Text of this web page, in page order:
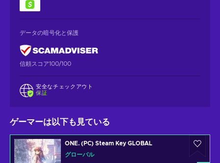
データの暗号化と保護
信頼スコア100/100
安全なチェックアウト
保証
ゲーマーは以下も見ている
ONE. (PC) Steam Key GLOBAL
グローバル